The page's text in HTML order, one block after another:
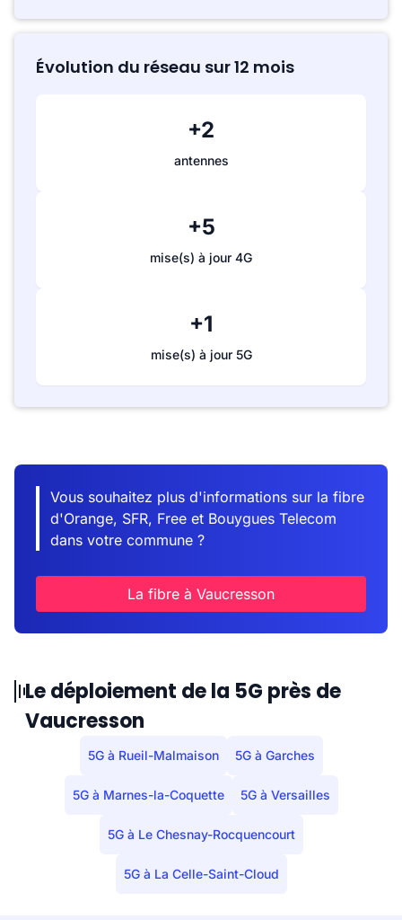
Évolution du réseau sur 12 mois
+2
antennes
+5
mise(s) à jour 4G
+1
mise(s) à jour 5G
Vous souhaitez plus d'informations sur la fibre
d'Orange, SFR, Free et Bouygues Telecom
dans votre commune ?
La fibre à Vaucresson
Le déploiement de la 5G près de
Vaucresson
5G à Rueil-Malmaison 5G à Garches
5G à Marnes-la-Coquette 5G à Versailles
5G à Le Chesnay-Rocquencourt
5G à La Celle-Saint-Cloud